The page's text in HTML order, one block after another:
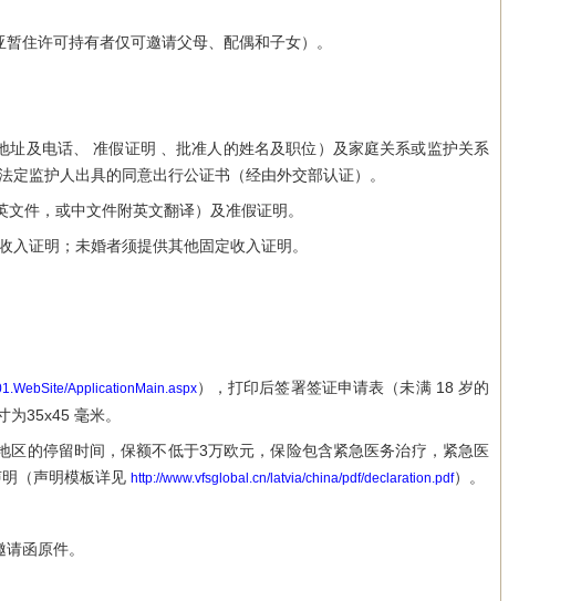
许可持有者仅可邀请父母、配偶和子女）。
及电话、 准假证明 、批准人的姓名及职位）及家庭关系或监护关系
监护人出具的同意出行公证书（经由外交部认证）。
件，或中文件附英文翻译）及准假证明。
证明；未婚者须提供其他固定收入证明。
ApplicationMain.aspx），打印后签署签证申请表（未满 18 岁的
35x45 毫米。
的停留时间，保额不低于3万欧元，保险包含紧急医务治疗，紧急医
（声明模板详见 http://www.vfsglobal.cn/latvia/china/pdf/declaration.pdf）。
函原件。